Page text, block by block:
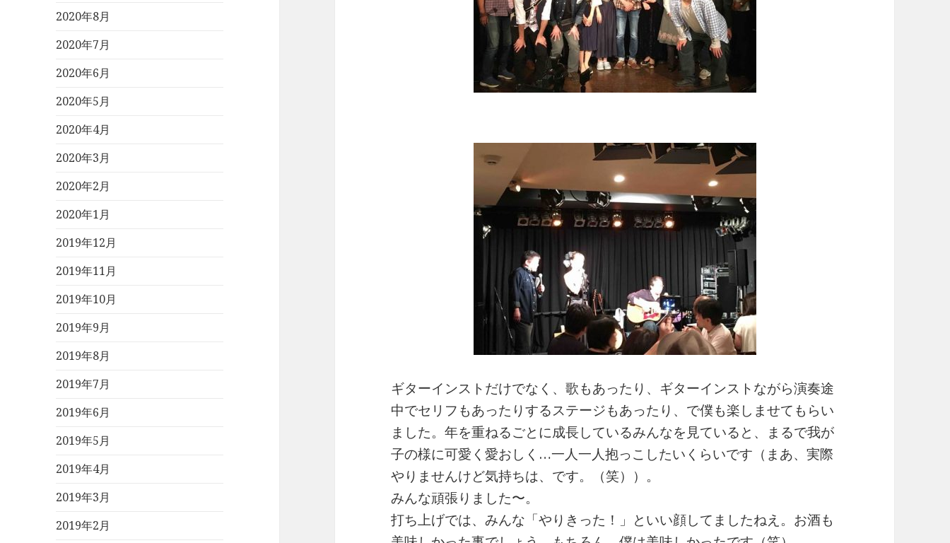
2020年8月
2020年7月
2020年6月
2020年5月
2020年4月
2020年3月
2020年2月
2020年1月
2019年12月
2019年11月
2019年10月
2019年9月
2019年8月
2019年7月
2019年6月
2019年5月
2019年4月
2019年3月
2019年2月
ギターインストだけでなく、歌もあったり、ギターインストながら演奏途
中でセリフもあったりするステージもあったり、で僕も楽しませてもらい
ました。年を重ねるごとに成長しているみんなを見ていると、まるで我が
子の様に可愛く愛おしく…一人一人抱っこしたいくらいです（まあ、実際
やりませんけど気持ちは、です。（笑））。
みんな頑張りました〜。
打ち上げでは、みんな「やりきった！」といい顔してましたねえ。お酒も